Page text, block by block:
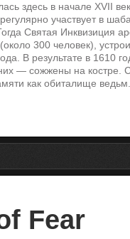
здесь в начале XVII
участвует в
Святая Инквизиция
300 человек),
В результате в 1610
— сожжены на костре.
как обиталище ведьм.
Fear